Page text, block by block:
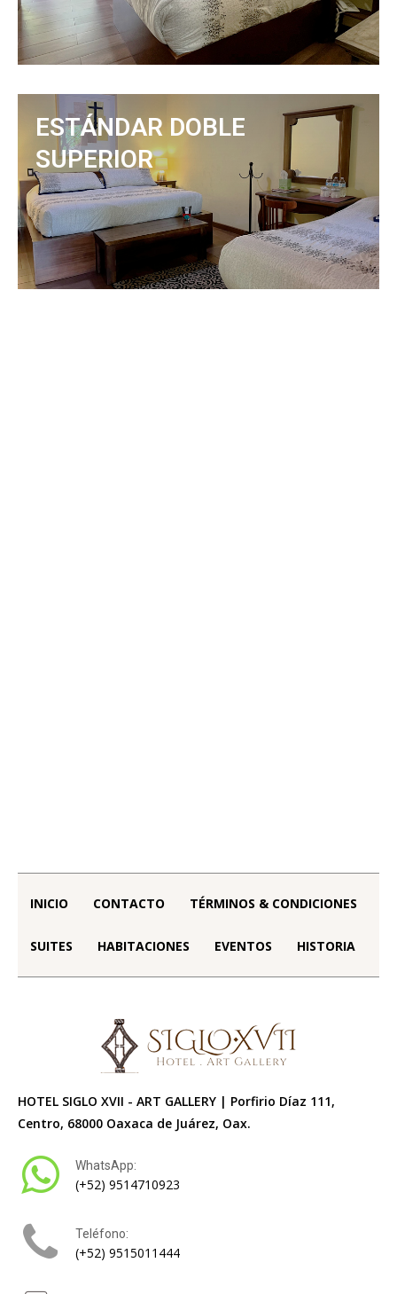
ANTERIOR
ESTÁNDAR DOBLE
SUPERIOR
INICIO CONTACTO TÉRMINOS & CONDICIONES
SUITES HABITACIONES EVENTOS HISTORIA
HOTEL SIGLO XVII - ART GALLERY | Porfirio Díaz 111,
Centro, 68000 Oaxaca de Juárez, Oax.
WhatsApp:
(+52) 9514710923
Teléfono:
(+52) 9515011444